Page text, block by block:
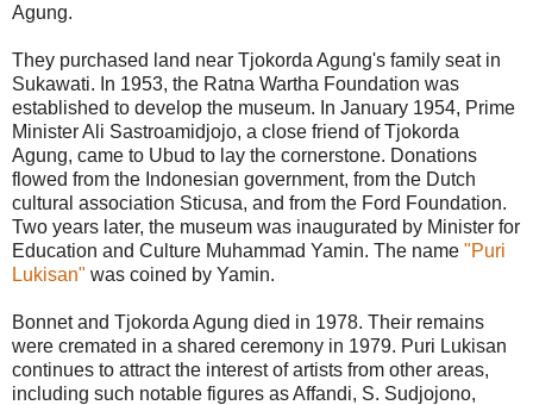
Agung.
They purchased land near Tjokorda Agung's family seat in
Sukawati. In 1953, the Ratna Wartha Foundation was
established to develop the museum. In January 1954, Prime
Minister Ali Sastroamidjojo, a close friend of Tjokorda
Agung, came to Ubud to lay the cornerstone. Donations
flowed from the Indonesian government, from the Dutch
cultural association Sticusa, and from the Ford Foundation.
Two years later, the museum was inaugurated by Minister for
Education and Culture Muhammad Yamin. The name "Puri
Lukisan" was coined by Yamin.
Bonnet and Tjokorda Agung died in 1978. Their remains
were cremated in a shared ceremony in 1979. Puri Lukisan
continues to attract the interest of artists from other areas,
including such notable figures as Affandi, S. Sudjojono,